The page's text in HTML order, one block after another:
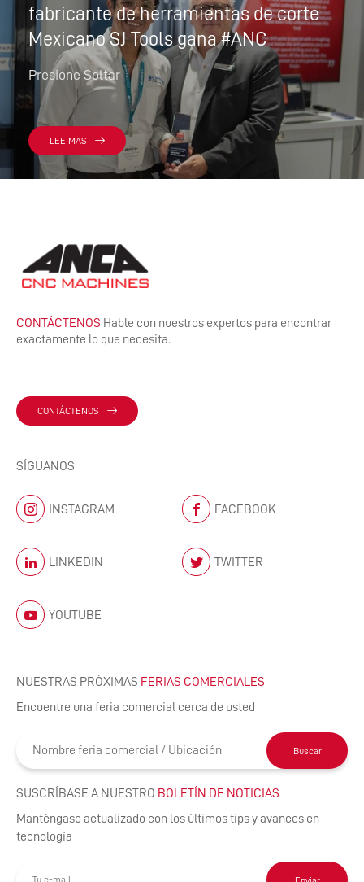
fabricante de herramientas de corte
Mexicano SJ Tools gana #ANC
Presione Soltar
LEE MAS
CONTÁCTENOS Hable con nuestros expertos para encontrar
exactamente lo que necesita.
CONTÁCTENOS
SÍGUANOS
INSTAGRAM FACEBOOK
LINKEDIN TWITTER
YOUTUBE
NUESTRAS PRÓXIMAS FERIAS COMERCIALES
Encuentre una feria comercial cerca de usted
Buscar
SUSCRÍBASE A NUESTRO BOLETÍN DE NOTICIAS
Manténgase actualizado con los últimos tips y avances en
tecnología
Enviar